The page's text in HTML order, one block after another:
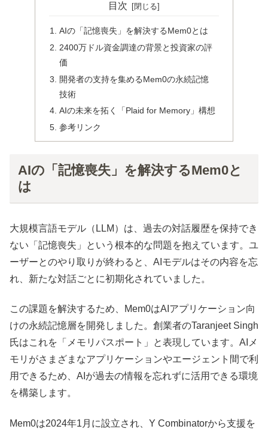
目次
AIの「記憶喪失」を解決するMem0とは
2400万ドル資金調達の背景と投資家の評
価
開発者の支持を集めるMem0の永続記憶
技術
AIの未来を拓く「Plaid for Memory」構想
参考リンク
AIの「記憶喪失」を解決するMem0と
は
大規模言語モデル（LLM）は、過去の対話履歴を保持でき
ない「記憶喪失」という根本的な問題を抱えています。ユ
ーザーとのやり取りが終わると、AIモデルはその内容を忘
れ、新たな対話ごとに初期化されていました。
この課題を解決するため、Mem0はAIアプリケーション向
けの永続記憶層を開発しました。創業者のTaranjeet Singh
氏はこれを「メモリパスポート」と表現しています。AIメ
モリがさまざまなアプリケーションやエージェント間で利
用できるため、AIが過去の情報を忘れずに活用できる環境
を構築します。
Mem0は2024年1月に設立され、Y Combinatorから支援を